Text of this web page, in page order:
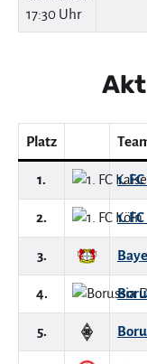
17:30 Uhr
Platz
1. 1.
2. 1.
3.
4.
5.